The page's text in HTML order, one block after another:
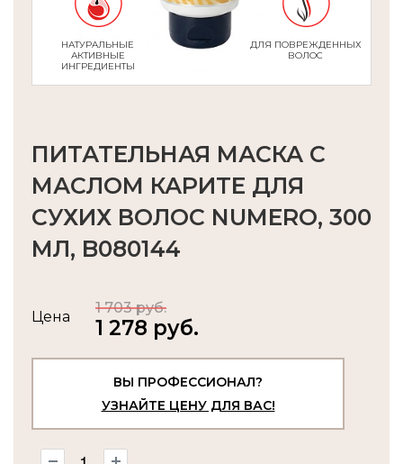
НАТУРАЛЬНЫЕ
АКТИВНЫЕ
ИНГРЕДИЕНТЫ
ДЛЯ ПОВРЕЖДЕННЫХ
ВОЛОС
ПИТАТЕЛЬНАЯ МАСКА С
МАСЛОМ КАРИТЕ ДЛЯ
СУХИХ ВОЛОС NUMERO, 300
МЛ, B080144
Цена
1 703 руб.
1 278 руб.
ВЫ ПРОФЕССИОНАЛ?
УЗНАЙТЕ ЦЕНУ ДЛЯ ВАС!